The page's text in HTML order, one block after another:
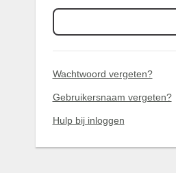
Wachtwoord vergeten?
Gebruikersnaam vergeten?
Hulp bij inloggen